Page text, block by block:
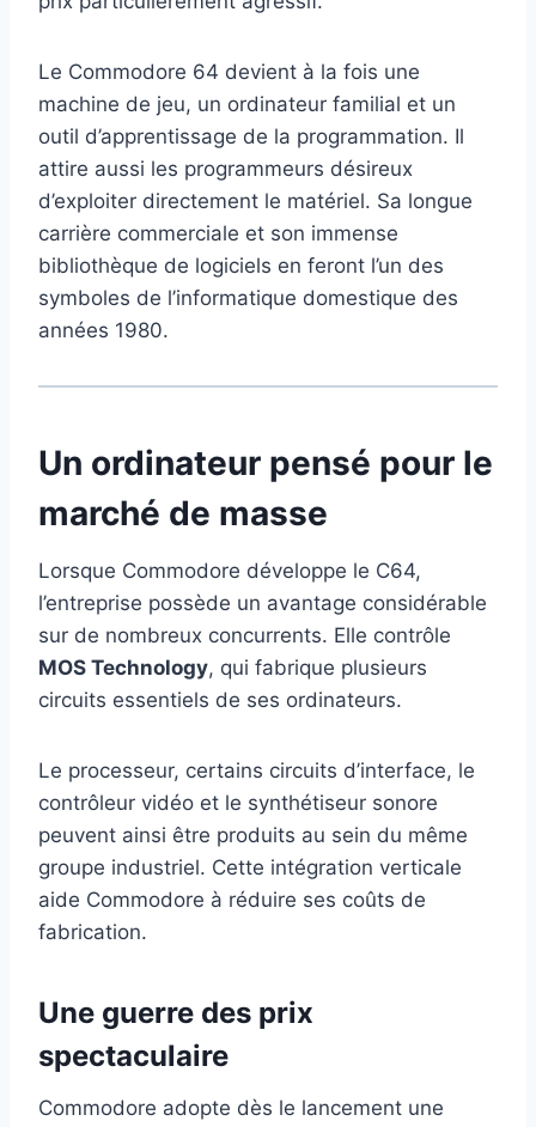
Le Commodore 64 devient à la fois une
machine de jeu, un ordinateur familial et un
outil d’apprentissage de la programmation. Il
attire aussi les programmeurs désireux
d’exploiter directement le matériel. Sa longue
carrière commerciale et son immense
bibliothèque de logiciels en feront l’un des
symboles de l’informatique domestique des
années 1980.
Un ordinateur pensé pour le
marché de masse
Lorsque Commodore développe le C64,
l’entreprise possède un avantage considérable
sur de nombreux concurrents. Elle contrôle
MOS Technology, qui fabrique plusieurs
circuits essentiels de ses ordinateurs.
Le processeur, certains circuits d’interface, le
contrôleur vidéo et le synthétiseur sonore
peuvent ainsi être produits au sein du même
groupe industriel. Cette intégration verticale
aide Commodore à réduire ses coûts de
fabrication.
Une guerre des prix
spectaculaire
Commodore adopte dès le lancement une